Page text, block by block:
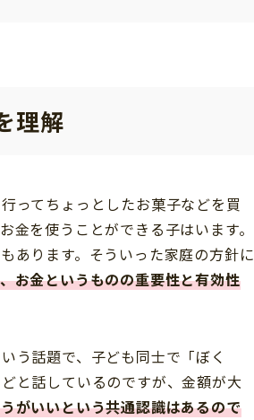
理解
ってちょっとしたお菓子などを買
を使うことができる子はいます。
あります。そういった家庭の方針に
お金というものの重要性と有効性
う話題で、子ども同士で「ぼく
と話しているのですが、金額が大
がいいという共通認識はあるので